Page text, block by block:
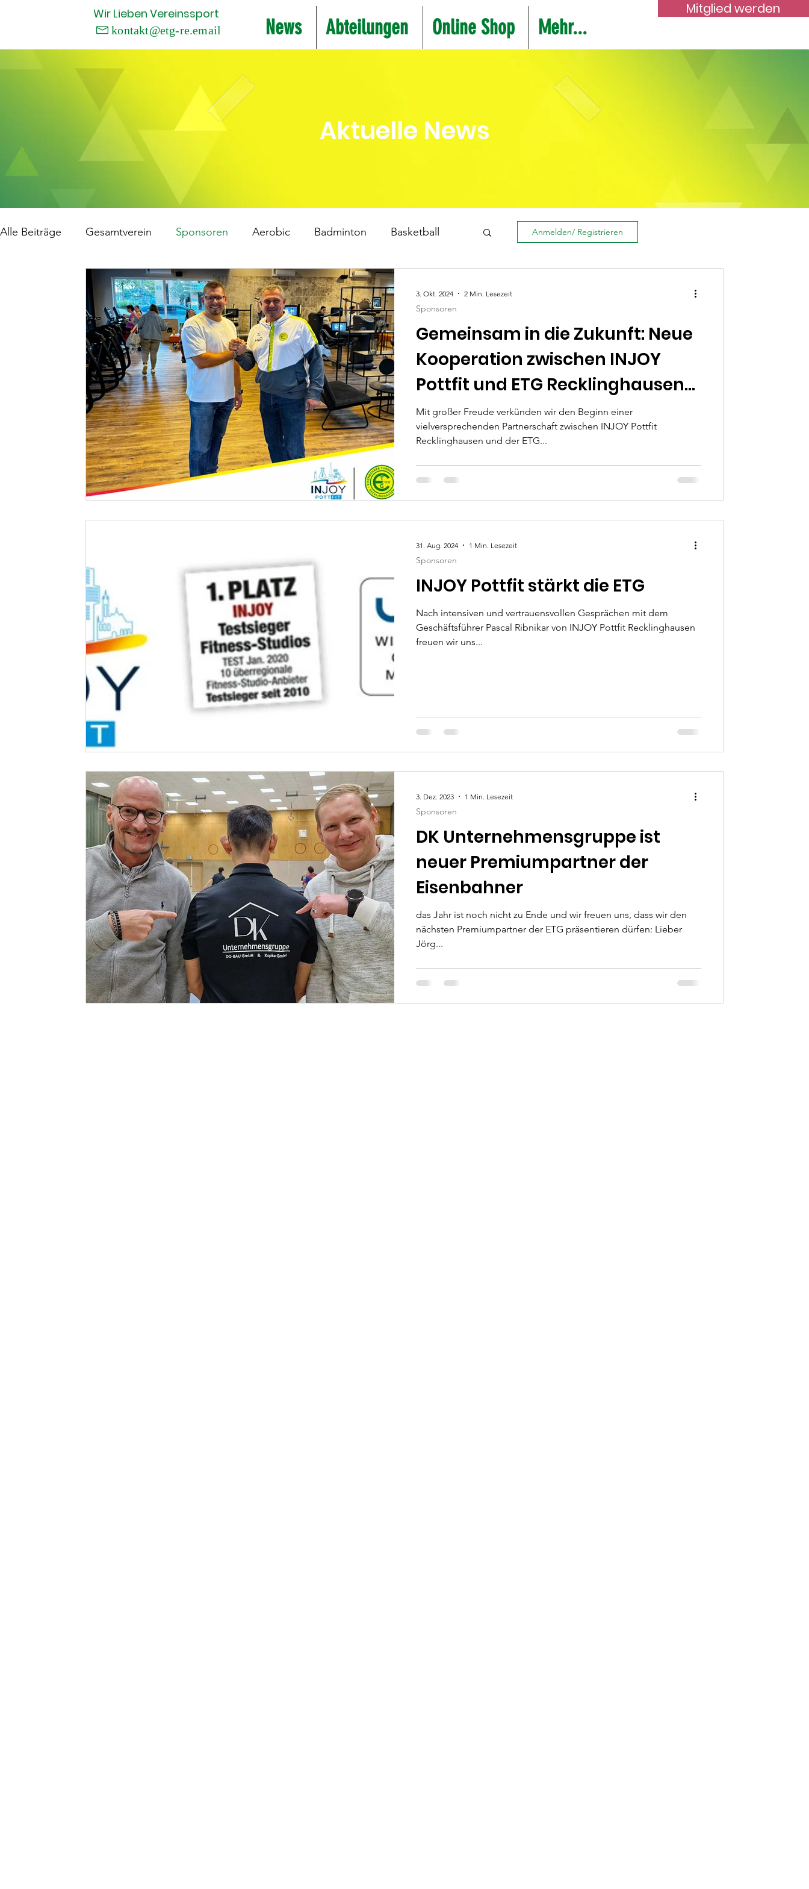
Wir Lieben Vereinssport
kontakt@etg-re.email
 News Abteilungen Online Shop Mehr...
Mitglied werden
Aktuelle News
Alle Beiträge Gesamtverein Sponsoren Aerobic Badminton Basketball
Disc-Golf Eltern-Kind-Turnen Freizeitsport Süd
Fussballtennis Gymnastik Handball Kinderturnen Kung-Fu
Leichtathletik Rückengymnastik StreetDefense Tae Kwon Do & Hap Ki Do
Ski-Gymnastik Tischtennis Triathlon Yoga Zumba Hobby-Fußball
Zauberbande Volleyball Jiu Jitsu
Anmelden/ Registrieren
Gemeinsam in die Zukunft: Neue
Kooperation zwischen INJOY
Pottfit und ETG Recklinghausen
12/32 e.V.
Mit großer Freude verkünden wir den Beginn einer
vielversprechenden Partnerschaft zwischen INJOY Pottfit
Recklinghausen und der ETG...
Sponsoren
3. Okt. 2024 2 Min. Lesezeit
INJOY Pottfit stärkt die ETG
Nach intensiven und vertrauensvollen Gesprächen mit dem
Geschäftsführer Pascal Ribnikar von INJOY Pottfit Recklinghausen
freuen wir uns...
Sponsoren
31. Aug. 2024 1 Min. Lesezeit
DK Unternehmensgruppe ist
neuer Premiumpartner der
Eisenbahner
das Jahr ist noch nicht zu Ende und wir freuen uns, dass wir den
nächsten Premiumpartner der ETG präsentieren dürfen: Lieber
Jörg...
Sponsoren
3. Dez. 2023 1 Min. Lesezeit